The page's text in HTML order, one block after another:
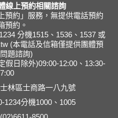
線上預約相關諮詢
約」服務，無提供電話預約
預約。
分機1515、1536、1537 或
(本電話及信箱僅提供團體預
題諮詢)
日除外)09:00-12:00、13:30-
林區士商路一八九號
1234分機1000、1005